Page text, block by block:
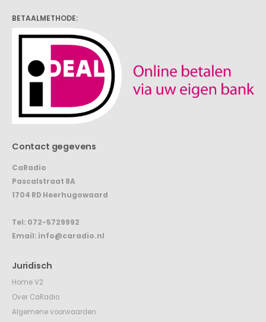
BETAALMETHODE:
Contact gegevens
CaRadio
Pascalstraat 8A
1704 RD Heerhugowaard
Tel: 072-5729992
Email: info@caradio.nl
Juridisch
Home V2
Over CaRadio
Algemene voorwaarden